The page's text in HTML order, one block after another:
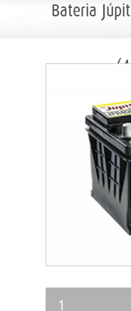
MARCAS
Bateria